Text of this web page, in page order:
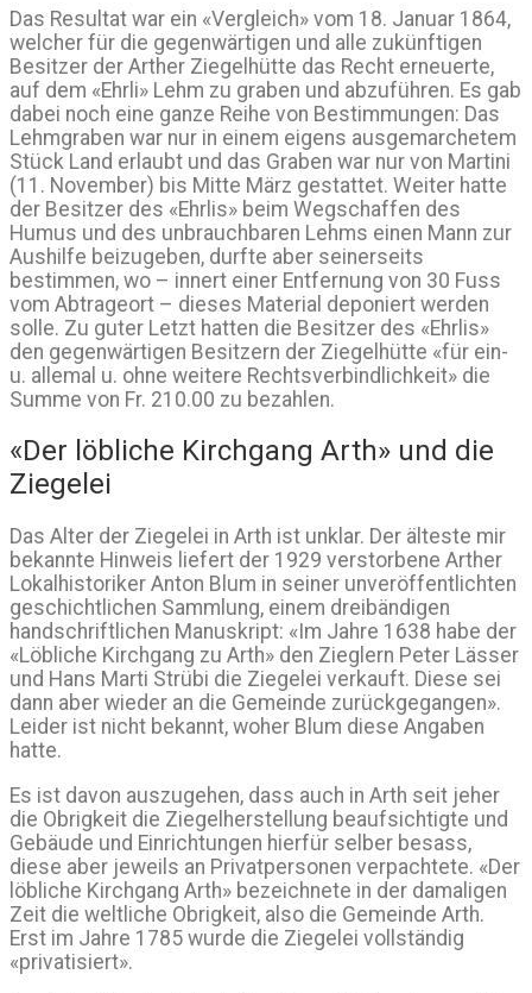
Das Resultat war ein «Vergleich» vom 18. Januar 1864,
welcher für die gegenwärtigen und alle zukünftigen
Besitzer der Arther Ziegelhütte das Recht erneuerte,
auf dem «Ehrli» Lehm zu graben und abzuführen. Es gab
dabei noch eine ganze Reihe von Bestimmungen: Das
Lehmgraben war nur in einem eigens ausgemarchetem
Stück Land erlaubt und das Graben war nur von Martini
(11. November) bis Mitte März gestattet. Weiter hatte
der Besitzer des «Ehrlis» beim Wegschaffen des
Humus und des unbrauchbaren Lehms einen Mann zur
Aushilfe beizugeben, durfte aber seinerseits
bestimmen, wo – innert einer Entfernung von 30 Fuss
vom Abtrageort – dieses Material deponiert werden
solle. Zu guter Letzt hatten die Besitzer des «Ehrlis»
den gegenwärtigen Besitzern der Ziegelhütte «für ein-
u. allemal u. ohne weitere Rechtsverbindlichkeit» die
Summe von Fr. 210.00 zu bezahlen.
«Der löbliche Kirchgang Arth» und die
Ziegelei
Das Alter der Ziegelei in Arth ist unklar. Der älteste mir
bekannte Hinweis liefert der 1929 verstorbene Arther
Lokalhistoriker Anton Blum in seiner unveröffentlichten
geschichtlichen Sammlung, einem dreibändigen
handschriftlichen Manuskript: «Im Jahre 1638 habe der
«Löbliche Kirchgang zu Arth» den Zieglern Peter Lässer
und Hans Marti Strübi die Ziegelei verkauft. Diese sei
dann aber wieder an die Gemeinde zurückgegangen».
Leider ist nicht bekannt, woher Blum diese Angaben
hatte.
Es ist davon auszugehen, dass auch in Arth seit jeher
die Obrigkeit die Ziegelherstellung beaufsichtigte und
Gebäude und Einrichtungen hierfür selber besass,
diese aber jeweils an Privatpersonen verpachtete. «Der
löbliche Kirchgang Arth» bezeichnete in der damaligen
Zeit die weltliche Obrigkeit, also die Gemeinde Arth.
Erst im Jahre 1785 wurde die Ziegelei vollständig
«privatisiert».